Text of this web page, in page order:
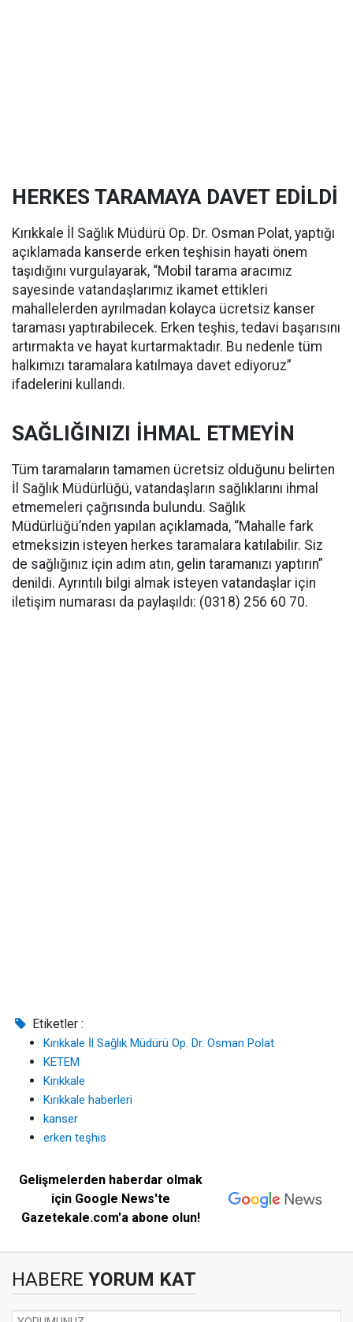
HERKES TARAMAYA DAVET EDİLDİ
Kırıkkale İl Sağlık Müdürü Op. Dr. Osman Polat, yaptığı
açıklamada kanserde erken teşhisin hayati önem
taşıdığını vurgulayarak, “Mobil tarama aracımız
sayesinde vatandaşlarımız ikamet ettikleri
mahallelerden ayrılmadan kolayca ücretsiz kanser
taraması yaptırabilecek. Erken teşhis, tedavi başarısını
artırmakta ve hayat kurtarmaktadır. Bu nedenle tüm
halkımızı taramalara katılmaya davet ediyoruz”
ifadelerini kullandı.
SAĞLIĞINIZI İHMAL ETMEYİN
Tüm taramaların tamamen ücretsiz olduğunu belirten
İl Sağlık Müdürlüğü, vatandaşların sağlıklarını ihmal
etmemeleri çağrısında bulundu. Sağlık
Müdürlüğü’nden yapılan açıklamada, “Mahalle fark
etmeksizin isteyen herkes taramalara katılabilir. Siz
de sağlığınız için adım atın, gelin taramanızı yaptırın”
denildi. Ayrıntılı bilgi almak isteyen vatandaşlar için
iletişim numarası da paylaşıldı: (0318) 256 60 70.
Etiketler :
Kırıkkale İl Sağlık Müdürü Op. Dr. Osman Polat
KETEM
Kırıkkale
Kırıkkale haberleri
kanser
erken teşhis
Gelişmelerden haberdar olmak
için Google News'te
Gazetekale.com'a abone olun!
HABERE YORUM KAT